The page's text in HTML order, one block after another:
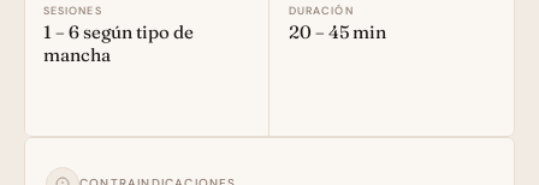
SESIONES
1 – 6 según tipo de
mancha
DURACIÓN
20 – 45 min